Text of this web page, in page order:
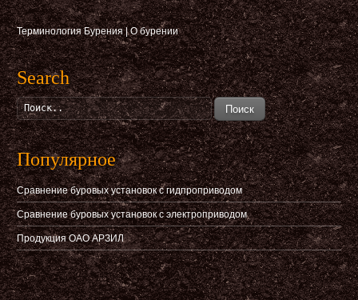
Терминология Бурения|О бурении
Search
Поиск
Популярное
Сравнение буровых установок с гидпроприводом
Сравнение буровых установок с электроприводом
Продукция ОАО АРЗИЛ